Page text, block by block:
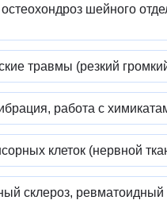
шейного
травмы (резкий
работа с
клеток (нервной
склероз, ревматоидный